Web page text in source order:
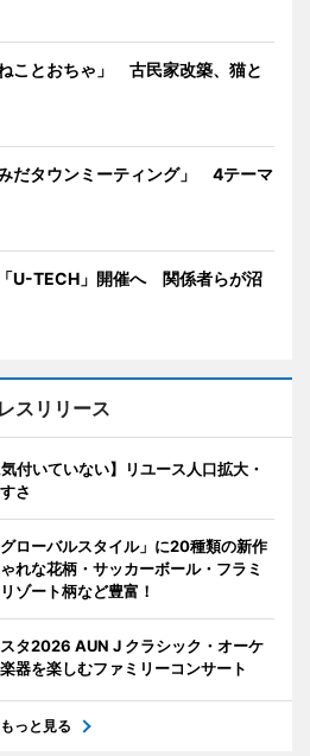
ことおちゃ」 古民家改築、猫と
だタウンミーティング」 4テーマ
U-TECH」開催へ 関係者らが沼
スリリース
付いていない】リユース人口拡大・
さ
ローバルスタイル」に20種類の新作
れな花柄・サッカーボール・フラミ
ゾート柄など豊富！
タ2026 AUN J クラシック・オーケ
器を楽しむファミリーコンサート
もっと見る